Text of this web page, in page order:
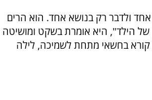
ולדבר רק בנושא אחד. הוא הרים
של הילד", היא אומרת בשקט ומושיטה
קורא בחשאי מתחת לשמיכה, לילה